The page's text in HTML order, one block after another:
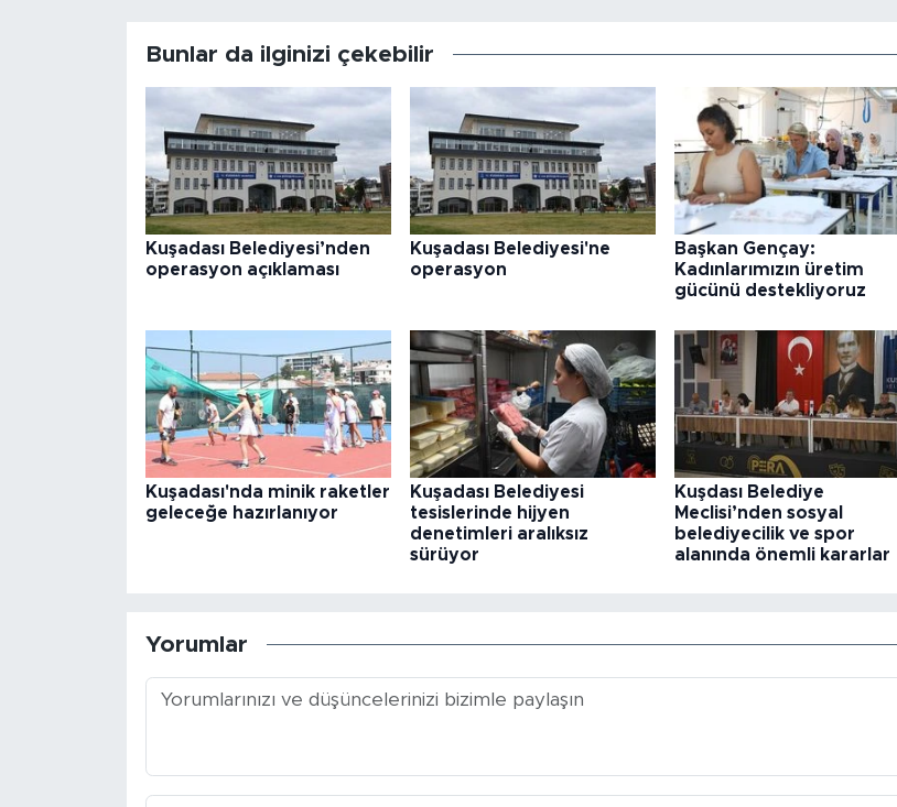
Bunlar da ilginizi çekebilir
Kuşadası Belediyesi’nden
operasyon açıklaması
Kuşadası Belediyesi'ne
operasyon
Başkan Gençay:
Kadınlarımızın üretim
gücünü destekliyoruz
Kuşadası'nda minik raketler
geleceğe hazırlanıyor
Kuşadası Belediyesi
tesislerinde hijyen
denetimleri aralıksız
sürüyor
Kuşdası Belediye
Meclisi’nden sosyal
belediyecilik ve spor
alanında önemli kararlar
Yorumlar